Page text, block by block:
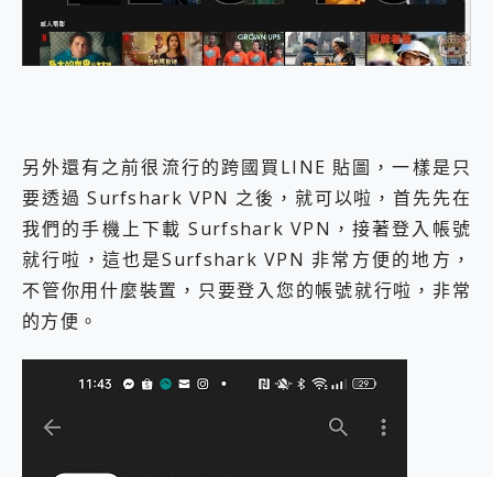
另外還有之前很流行的跨國買LINE 貼圖，一樣是只
要透過 Surfshark VPN 之後，就可以啦，首先先在
我們的手機上下載 Surfshark VPN，接著登入帳號
就行啦，這也是Surfshark VPN 非常方便的地方，
不管你用什麼裝置，只要登入您的帳號就行啦，非常
的方便。